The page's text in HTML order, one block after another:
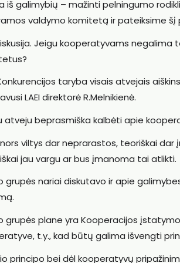
iš galimybių – mažinti pelningumo
valdymo komitetą ir pateiksime šį
Jeigu kooperatyvams
taryba visais atvejais
LAEI direktorė R.Melnikienė.
atveju beprasmiška kalbėti apie
viltys dar neprarastos, teoriškai
jau vargu ar bus įmanoma tai atlikti.
grupės nariai diskutavo ir apie
grupės plane yra Kooperacijos
t.y., kad būtų galima išvengti
principo bei dėl kooperatyvų